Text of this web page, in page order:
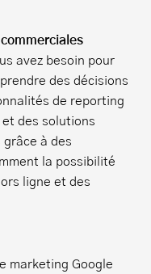
avez besoin pour
des décisions
de reporting
des solutions
grâce à des
la possibilité
ligne et des
marketing Google